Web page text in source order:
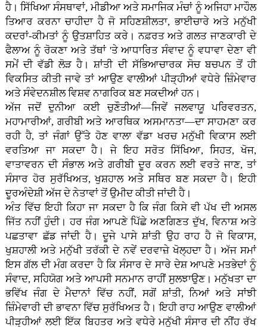
ਹੈ। ਸਿੱਖਿਆ ਸੰਸਥਾਵਾਂ, ਮੀਡੀਆ ਅਤੇ ਸਮਾਜਿਕ ਮੰਚਾਂ ਨੂੰ ਅਜਿਹਾ ਮਾਹੌਲ
ਤਿਆਰ ਕਰਨਾ ਚਾਹੀਦਾ ਹੈ ਜੋ ਸਹਿਣਸ਼ੀਲਤਾ, ਭਾਈਚਾਰੇ ਅਤੇ ਮਨੁੱਖੀ
ਕਦਰਾਂ-ਕੀਮਤਾਂ ਨੂੰ ਉਤਸ਼ਾਹਿਤ ਕਰੇ। ਨਫ਼ਰਤ ਅਤੇ ਗਲਤ ਜਾਣਕਾਰੀ ਦੇ
ਫੈਲਾਅ ਨੂੰ ਰੋਕਣਾ ਅਤੇ ਤੱਥਾਂ 'ਤੇ ਆਧਾਰਿਤ ਸੰਵਾਦ ਨੂੰ ਵਧਾਵਾ ਦੇਣਾ ਵੀ
ਸਮੇਂ ਦੀ ਵੱਡੀ ਲੋੜ ਹੈ। ਸ਼ਾਂਤੀ ਦੀ ਸੱਭਿਆਚਾਰਕ ਸੋਚ ਬਚਪਨ ਤੋਂ ਹੀ
ਵਿਕਸਿਤ ਕੀਤੀ ਜਾਵੇ ਤਾਂ ਆਉਣ ਵਾਲੀਆਂ ਪੀੜ੍ਹੀਆਂ ਵਧੇਰੇ ਜ਼ਿੰਮੇਵਾਰ
ਅਤੇ ਸੰਵੇਦਨਸ਼ੀਲ ਵਿਸ਼ਵ ਨਾਗਰਿਕ ਬਣ ਸਕਦੀਆਂ ਹਨ।
ਅੱਜ ਜਦੋਂ ਦੁਨੀਆ ਕਈ ਚੁਣੌਤੀਆਂ—ਜਿਵੇਂ ਜਲਵਾਯੂ ਪਰਿਵਰਤਨ,
ਮਹਾਮਾਰੀਆਂ, ਗਰੀਬੀ ਅਤੇ ਆਰਥਿਕ ਅਸਮਾਨਤਾ—ਦਾ ਸਾਹਮਣਾ ਕਰ
ਰਹੀ ਹੈ, ਤਾਂ ਜੰਗਾਂ ਉੱਤੇ ਹੋਣ ਵਾਲਾ ਵੱਡਾ ਖਰਚ ਮਨੁੱਖੀ ਵਿਕਾਸ ਲਈ
ਵਰਤਿਆ ਜਾ ਸਕਦਾ ਹੈ। ਜੇ ਇਹ ਸਰੋਤ ਸਿੱਖਿਆ, ਸਿਹਤ, ਖੋਜ,
ਵਾਤਾਵਰਨ ਦੀ ਸੰਭਾਲ ਅਤੇ ਗਰੀਬੀ ਦੂਰ ਕਰਨ ਲਈ ਵਰਤੇ ਜਾਣ, ਤਾਂ
ਸੰਸਾਰ ਹੋਰ ਸੁਰੱਖਿਅਤ, ਖੁਸ਼ਹਾਲ ਅਤੇ ਸਥਿਰ ਬਣ ਸਕਦਾ ਹੈ। ਇਹੀ
ਦੂਰਅੰਦੇਸ਼ੀ ਅੱਜ ਦੇ ਨੇਤਾਵਾਂ ਤੋਂ ਉਮੀਦ ਕੀਤੀ ਜਾਂਦੀ ਹੈ।
ਅੰਤ ਵਿੱਚ ਇਹੀ ਕਿਹਾ ਜਾ ਸਕਦਾ ਹੈ ਕਿ ਜੰਗ ਕਿਸੇ ਵੀ ਪੱਖ ਦੀ ਅਸਲ
ਜਿੱਤ ਨਹੀਂ ਹੁੰਦੀ। ਹਰ ਜੰਗ ਆਪਣੇ ਪਿੱਛੇ ਅਣਗਿਣਤ ਦੁੱਖ, ਵਿਨਾਸ਼ ਅਤੇ
ਪਛਤਾਵਾ ਛੱਡ ਜਾਂਦੀ ਹੈ। ਦੂਜੇ ਪਾਸੇ ਸ਼ਾਂਤੀ ਉਹ ਰਾਹ ਹੈ ਜੋ ਵਿਕਾਸ,
ਖੁਸ਼ਹਾਲੀ ਅਤੇ ਮਨੁੱਖੀ ਤਰੱਕੀ ਦੇ ਨਵੇਂ ਦਰਵਾਜ਼ੇ ਖੋਲ੍ਹਦਾ ਹੈ। ਅੱਜ ਸਮਾਂ
ਇਸ ਗੱਲ ਦੀ ਮੰਗ ਕਰਦਾ ਹੈ ਕਿ ਸੰਸਾਰ ਦੇ ਸਾਰੇ ਦੇਸ਼ ਆਪਣੇ ਮਤਭੇਦਾਂ ਨੂੰ
ਸੰਵਾਦ, ਸਹਿਯੋਗ ਅਤੇ ਆਪਸੀ ਸਨਮਾਨ ਰਾਹੀਂ ਸੁਲਝਾਉਣ। ਮਨੁੱਖਤਾ ਦਾ
ਭਵਿੱਖ ਜੰਗ ਦੇ ਮੈਦਾਨਾਂ ਵਿੱਚ ਨਹੀਂ, ਸਗੋਂ ਸ਼ਾਂਤੀ, ਨਿਆਂ ਅਤੇ ਸਾਂਝੀ
ਜ਼ਿੰਮੇਵਾਰੀ ਦੀ ਭਾਵਨਾ ਵਿੱਚ ਸੁਰੱਖਿਅਤ ਹੈ। ਇਹੀ ਰਾਹ ਆਉਣ ਵਾਲੀਆਂ
ਪੀੜ੍ਹੀਆਂ ਲਈ ਇੱਕ ਬਿਹਤਰ ਅਤੇ ਵਧੇਰੇ ਮਨੁੱਖੀ ਸੰਸਾਰ ਦੀ ਨੀਂਹ ਰੱਖ